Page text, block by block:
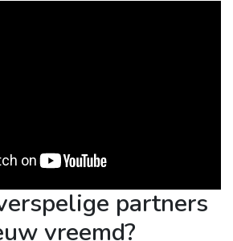
partners
vreemd?